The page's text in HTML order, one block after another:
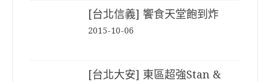
[台北信義] 饗食天堂飽到炸
2015-10-06
[台北大安] 東區超強Stan &